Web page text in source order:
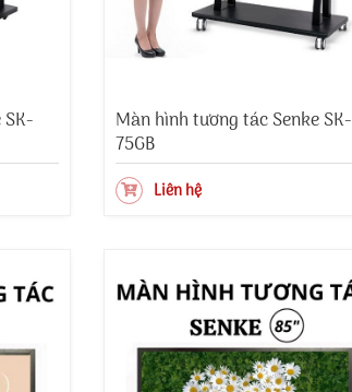
Màn hình tương tác Senke SK-
75GB
Liên hệ